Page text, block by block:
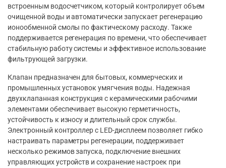
встроенным водосчетчиком, который контролирует объем
очищенной воды и автоматически запускает регенерацию
ионообменной смолы по фактическому расходу. Также
поддерживается регенерация по времени, что обеспечивает
стабильную работу системы и эффективное использование
фильтрующей загрузки.
Клапан предназначен для бытовых, коммерческих и
промышленных установок умягчения воды. Надежная
двухклапанная конструкция с керамическими рабочими
элементами обеспечивает высокую герметичность,
устойчивость к износу и длительный срок службы.
Электронный контроллер с LED-дисплеем позволяет гибко
настраивать параметры регенерации, поддерживает
несколько режимов запуска, подключение внешних
управляющих устройств и сохранение настроек при